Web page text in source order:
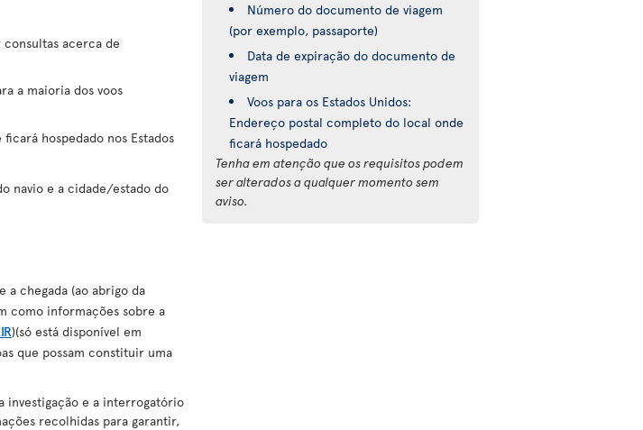
acerca de
a maioria dos voos
hospedado nos Estados
navio e a cidade/estado do
a chegada (ao abrigo da
como informações sobre a
)(só está disponível em
que possam constituir uma
investigação e a interrogatório
recolhidas para garantir,
Número do documento de viagem
(por exemplo, passaporte)
Data de expiração do documento de
viagem
Voos para os Estados Unidos:
Endereço postal completo do local onde
ficará hospedado
Tenha em atenção que os requisitos podem
ser alterados a qualquer momento sem
aviso.